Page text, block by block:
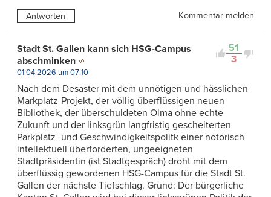
Antworten Kommentar melden
51
3
Stadt St. Gallen kann sich HSG-Campus
abschminken
01.04.2026 um 07:10
Nach dem Desaster mit dem unnötigen und hässlichen
Markplatz-Projekt, der völlig überflüssigen neuen
Bibliothek, der überschuldeten Olma ohne echte
Zukunft und der linksgrün langfristig gescheiterten
Parkplatz- und Geschwindigkeitspolitk einer notorisch
intellektuell überforderten, ungeeigneten
Stadtpräsidentin (ist Stadtgespräch) droht mit dem
überflüssig gewordenen HSG-Campus für die Stadt St.
Gallen der nächste Tiefschlag. Grund: Der bürgerliche